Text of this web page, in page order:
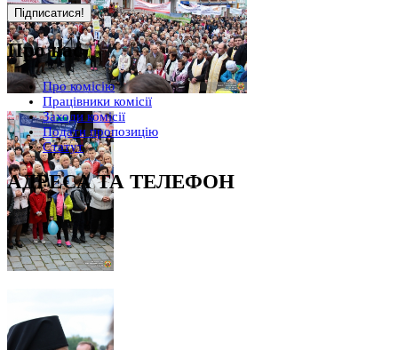
Про нас
Про комісію
Працівники комісії
Заходи комісії
Подати пропозицію
Статут
АДРЕСА ТА ТЕЛЕФОН